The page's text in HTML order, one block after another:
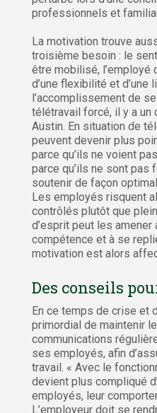
professionnels et
La motivation trouve
troisième besoin : le
être mobilisé, l’employé
d’une flexibilité et d’une
l’accomplissement de
télétravail forcé, il y a un
Austin. En situation de
peuvent devenir plus
parce qu’ils ne voient
parce qu’ils ne sont pas
soutenir de façon
Les employés risquent
contrôlés plutôt que
d’esprit peut les amener
compétence et à se
motivation est alors
Des conseils
En ce temps de crise et
primordial de maintenir
communications
ses employés, afin
travail. « Avec le
devient plus compliqué
employés, leur
L’employeur doit se